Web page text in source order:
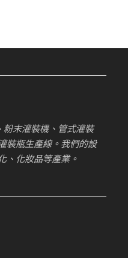
粉末灌裝機、管式灌裝
裝瓶生產線。我們的設
、化妝品等產業。